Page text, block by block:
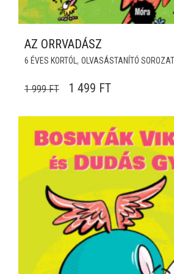
AZ ORRVADÁSZ
6 ÉVES KORTÓL, OLVASÁSTANÍTÓ SOROZAT
1 999FT ORIGINAL PRICE
1 499 FTCURRENT